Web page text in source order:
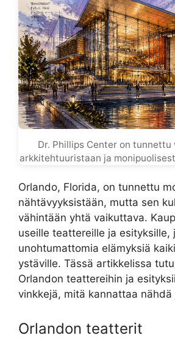
Dr. Phillips Center on
arkkitehtuuristaan ja
Orlando, Florida, on tunnettu
nähtävyyksistään, mutta sen
vähintään yhtä vaikuttava.
useille teattereille ja esityksille,
unohtumattomia elämyksiä
ystäville. Tässä artikkelissa
Orlandon teattereihin ja
vinkkejä, mitä kannattaa nähdä
Orlandon teatterit